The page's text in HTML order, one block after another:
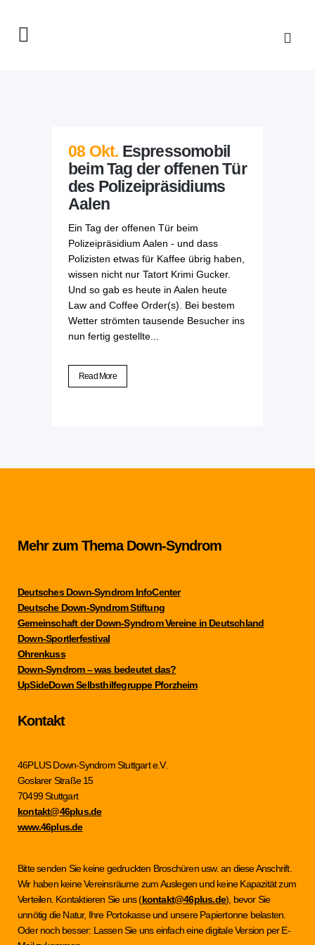
08 Okt. Espressomobil
beim Tag der offenen Tür
des Polizeipräsidiums
Aalen
Ein Tag der offenen Tür beim
Polizeipräsidium Aalen - und dass
Polizisten etwas für Kaffee übrig haben,
wissen nicht nur Tatort Krimi Gucker.
Und so gab es heute in Aalen heute
Law and Coffee Order(s). Bei bestem
Wetter strömten tausende Besucher ins
nun fertig gestellte...
Read More
Mehr zum Thema Down-Syndrom
Deutsches Down-Syndrom InfoCenter
Deutsche Down-Syndrom Stiftung
Gemeinschaft der Down-Syndrom Vereine in Deutschland
Down-Sportlerfestival
Ohrenkuss
Down-Syndrom – was bedeutet das?
UpSideDown Selbsthilfegruppe Pforzheim
Kontakt
46PLUS Down-Syndrom Stuttgart e.V.
Goslarer Straße 15
70499 Stuttgart
kontakt@46plus.de
www.46plus.de
Bitte senden Sie keine gedruckten Broschüren usw. an diese Anschrift.
Wir haben keine Vereinsräume zum Auslegen und keine Kapazität zum
Verteilen. Kontaktieren Sie uns (kontakt@46plus.de), bevor Sie
unnötig die Natur, Ihre Portokasse und unsere Papiertonne belasten.
Oder noch besser: Lassen Sie uns einfach eine digitale Version per E-